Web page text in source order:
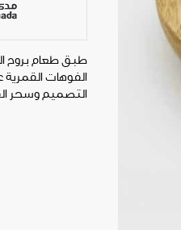
طبق طعام بروح
الفوهات القمرية
التصميم وسحر